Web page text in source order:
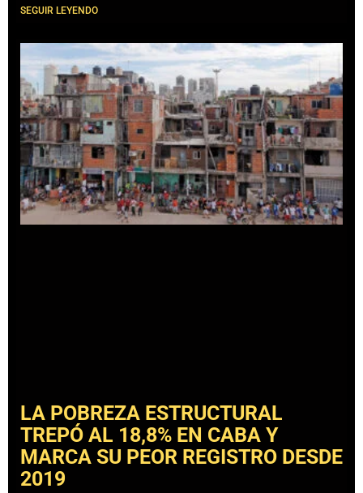
SEGUIR LEYENDO
LA POBREZA ESTRUCTURAL
TREPÓ AL 18,8% EN CABA Y
MARCA SU PEOR REGISTRO DESDE
2019